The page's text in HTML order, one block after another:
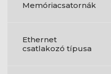
Memóriacsatornák
Ethernet
csatlakozó típusa